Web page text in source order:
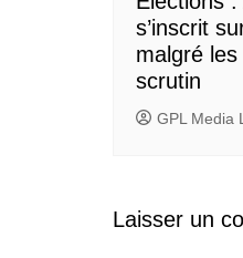
s’inscrit
malgré
scrutin
GPL Media
Laisser un